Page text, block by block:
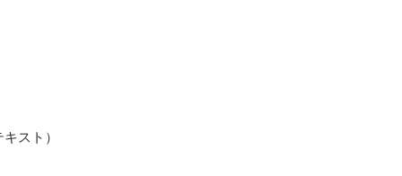
スト）